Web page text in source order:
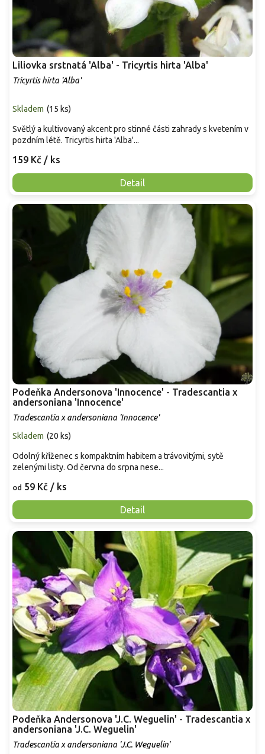
Liliovka srstnatá 'Alba' - Tricyrtis hirta 'Alba'
Tricyrtis hirta 'Alba'
Skladem (15 ks)
159 Kč / ks
Detail
Světlý a kultivovaný akcent pro stinné části zahrady s kvetením v
pozdním létě. Tricyrtis hirta 'Alba'...
Podeňka Andersonova 'Innocence' - Tradescantia x
andersoniana 'Innocence'
Tradescantia x andersoniana 'Innocence'
Skladem (20 ks)
od 59 Kč / ks
Detail
Odolný kříženec s kompaktním habitem a trávovitými, sytě
zelenými listy. Od června do srpna nese...
Podeňka Andersonova 'J.C. Weguelin' - Tradescantia x
andersoniana 'J.C. Weguelin'
Tradescantia x andersoniana 'J.C. Weguelin'